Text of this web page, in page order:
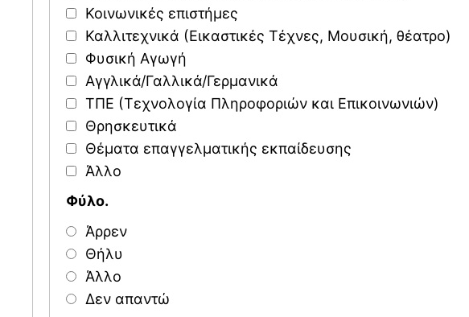
Κοινωνικές επιστήμες
Καλλιτεχνικά (Εικαστικές Τέχνες, Μουσική, θέατρο)
Φυσική Αγωγή
Αγγλικά/Γαλλικά/Γερμανικά
ΤΠΕ (Τεχνολογία Πληροφοριών και Επικοινωνιών)
Θρησκευτικά
Θέματα επαγγελματικής εκπαίδευσης
Άλλο
Φύλο.
Άρρεν
Θήλυ
Άλλο
Δεν απαντώ